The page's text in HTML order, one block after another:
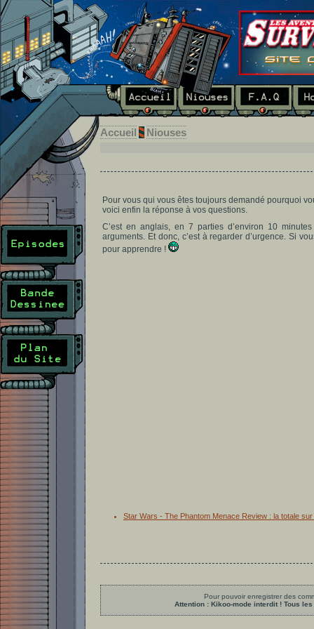
Accueil Niouses
Pour vous qui vous êtes toujours demandé pourquoi
voici enfin la réponse à vos questions.
C’est en anglais, en 7 parties d’environ 10
arguments. Et donc, c’est à regarder d’urgence. Si
pour apprendre !
Star Wars - The Phantom Menace Review : la totale sur
Pour pouvoir enregistrer des
Attention : Kikoo-mode interdit ! Tous